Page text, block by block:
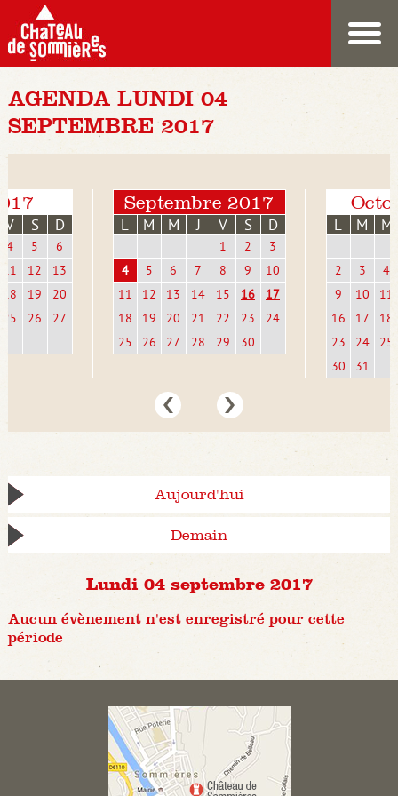
AGENDA LUNDI 04
SEPTEMBRE 2017
V S D
4 5
6
11
12
13
18
19
20
25
26 27
Septembre 2017
L M M J V S D
1 2
3
4
5 6 7 8 9
10
11
12 13 14 15 16
17
18
19 20 21 22 23
24
25
26 27 28 29 30
L M M
2 3
4
9
10
11
16
17
18
23
24
25
30
31
Aujourd'hui
Demain
Lundi 04 septembre 2017
Aucun évènement n'est enregistré pour cette
période